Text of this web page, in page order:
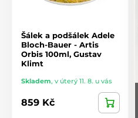
Šálek a podšálek Adele
Bloch-Bauer - Artis
Orbis 100ml, Gustav
Klimt
Skladem, v úterý 11. 8. u vás
859 Kč